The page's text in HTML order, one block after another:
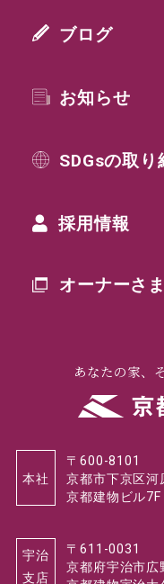
ブログ
お知らせ
SDGsの取り
採用情報
オーナーさ
あなたの家、
本社
〒600-8101
京都市下京区
京都建物ビル7F
宇治
支店
〒611-0031
京都府宇治市